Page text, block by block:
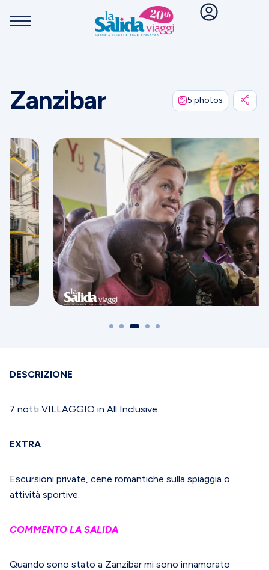
Zanzibar 5 photos
DESCRIZIONE
7 notti VILLAGGIO in All Inclusive
EXTRA
Escursioni private, cene romantiche sulla spiaggia o
attività sportive.
COMMENTO LA SALIDA
Quando sono stato a Zanzibar mi sono innamorato